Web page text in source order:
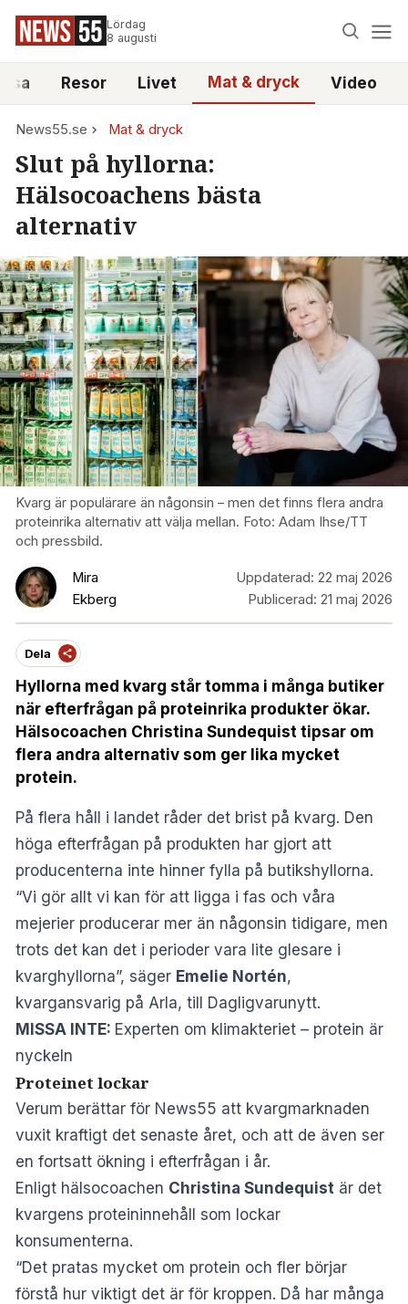
Lördag
8 augusti
Resor Livet Mat & dryck Video
News55.se Mat & dryck
Slut på hyllorna:
Hälsocoachens bästa
alternativ
Kvarg är populärare än någonsin – men det finns flera andra
proteinrika alternativ att välja mellan. Foto: Adam Ihse/TT
och pressbild.
Mira
Ekberg
Uppdaterad: 22 maj 2026
Publicerad: 21 maj 2026
Dela
Hyllorna med kvarg står tomma i många butiker
när efterfrågan på proteinrika produkter ökar.
Hälsocoachen Christina Sundequist tipsar om
flera andra alternativ som ger lika mycket
protein.
På flera håll i landet råder det brist på kvarg. Den
höga efterfrågan på produkten har gjort att
producenterna inte hinner fylla på butikshyllorna.
“Vi gör allt vi kan för att ligga i fas och våra
mejerier producerar mer än någonsin tidigare, men
trots det kan det i perioder vara lite glesare i
kvarghyllorna”, säger Emelie Nortén,
kvargansvarig på Arla, till Dagligvarunytt.
MISSA INTE: Experten om klimakteriet – protein är
nyckeln
Proteinet lockar
Verum berättar för News55 att kvargmarknaden
vuxit kraftigt det senaste året, och att de även ser
en fortsatt ökning i efterfrågan i år.
Enligt hälsocoachen Christina Sundequist är det
kvargens proteininnehåll som lockar
konsumenterna.
“Det pratas mycket om protein och fler börjar
förstå hur viktigt det är för kroppen. Då har många